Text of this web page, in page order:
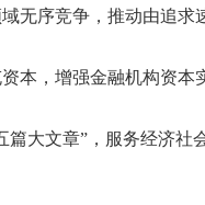
无序竞争，推动由追求
本，增强金融机构资本
篇大文章”，服务经济社